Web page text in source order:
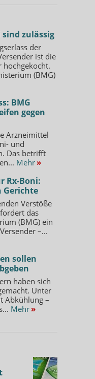
sind zulässig
der
ist die
hochgekocht.
(BMG)
BMG
gegen
Arzneimittel
und
Das betrifft
Mehr »
Rx-Boni:
Gerichte
Verstöße
das
(BMG) ein
–...
sollen
haben sich
Unter
Abkühlung –
Mehr »